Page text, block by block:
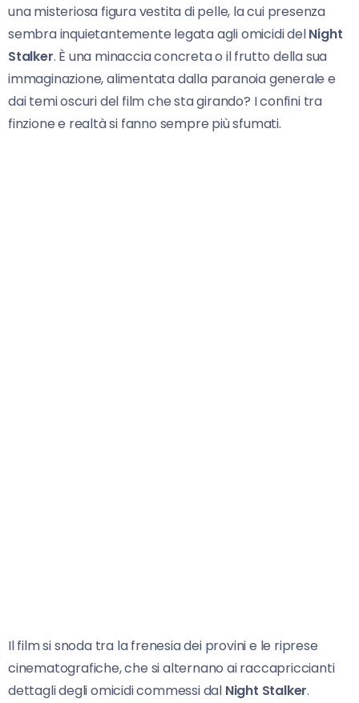
una misteriosa figura vestita di pelle, la cui presenza
sembra inquietantemente legata agli omicidi delNight
Stalker. È una minaccia concreta o il frutto della sua
immaginazione, alimentata dalla paranoia generale e
dai temi oscuri del film che sta girando? I confini tra
finzione e realtà si fanno sempre più sfumati.
Il film si snoda tra la frenesia dei provini e le riprese
cinematografiche, che si alternano ai raccapriccianti
dettagli degli omicidi commessi dal Night Stalker.